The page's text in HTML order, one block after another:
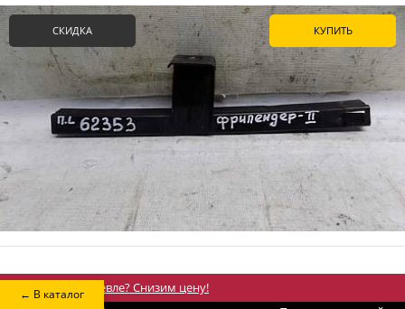
← В каталог
КУПИТЬ
СКИДКА
%
Нашли дешевле? Снизим цену!